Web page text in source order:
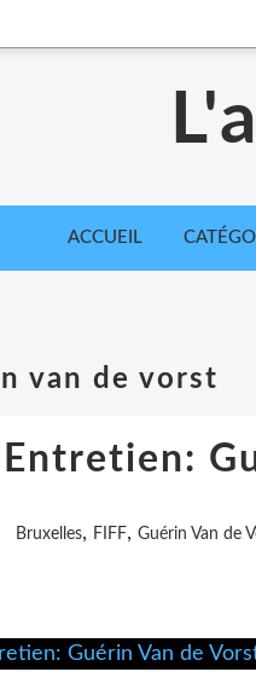
ACCUEIL
van de vorst
Entretien:
Bruxelles, FIFF, Guérin Van de